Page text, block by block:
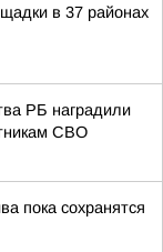
в 37 районах
РБ наградили
СВО
пока сохранятся